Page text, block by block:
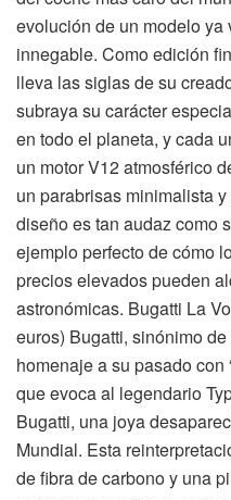
evolución de un modelo
innegable. Como edición
lleva las siglas de su
subraya su carácter
en todo el planeta, y cada
un motor V12 atmosférico
un parabrisas minimalista
diseño es tan audaz como
ejemplo perfecto de cómo
precios elevados pueden
astronómicas. Bugatti La
euros) Bugatti, sinónimo
homenaje a su pasado con
que evoca al legendario
Bugatti, una joya
Mundial. Esta
de fibra de carbono y una